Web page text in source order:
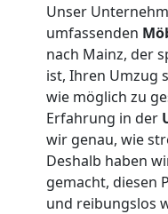
Unser
umfassenden
nach Mainz, der
ist, Ihren Umzug
wie möglich zu
Erfahrung in der
wir genau, wie
Deshalb haben
gemacht, diesen
und reibungslos